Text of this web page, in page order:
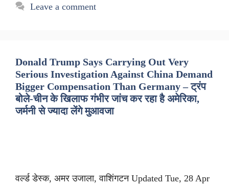
Leave a comment
Donald Trump Says Carrying Out Very
Serious Investigation Against China Demand
Bigger Compensation Than Germany – ट्रंप
बोले-चीन के खिलाफ गंभीर जांच कर रहा है अमेरिका,
जर्मनी से ज्यादा लेंगे मुआवजा
वर्ल्ड डेस्क, अमर उजाला, वाशिंगटन Updated Tue, 28 Apr